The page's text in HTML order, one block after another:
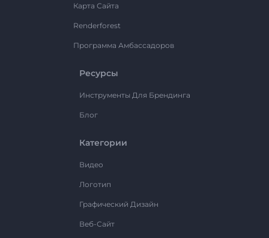
Карта Сайта
Renderforest
Программа Амбассадоров
Ресурсы
Инструменты Для Брендинга
Блог
Категории
Видео
Логотип
Графический Дизайн
Веб-Сайт